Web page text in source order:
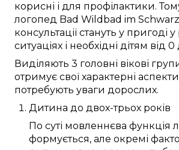
корисні і для профілактики.
логопед Bad Wildbad im
консультації стануть у пригоді у
ситуаціях і необхідні дітям від 0
Виділяють 3 головні вікові
отримує свої характерні аспекти
потребують уваги дорослих.
Дитина до двох-трьох років
По суті мовленнєва функція
формується, але окремі